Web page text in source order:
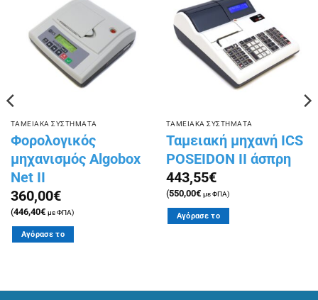
στην
λίστα
επιθυμιών
ΤΑΜΕΙΑΚΑ ΣΥΣΤΗΜΑΤΑ
Φορολογικός
μηχανισμός Algobox
Net II
360,00€
(446,40€ με ΦΠΑ)
Αγόρασε το
λίστα
επιθυμιών
ΤΑΜΕΙΑΚΑ ΣΥΣΤΗΜΑΤΑ
Ταμειακή μηχανή ICS
POSEIDON II άσπρη
443,55€
(550,00€ με ΦΠΑ)
Αγόρασε το